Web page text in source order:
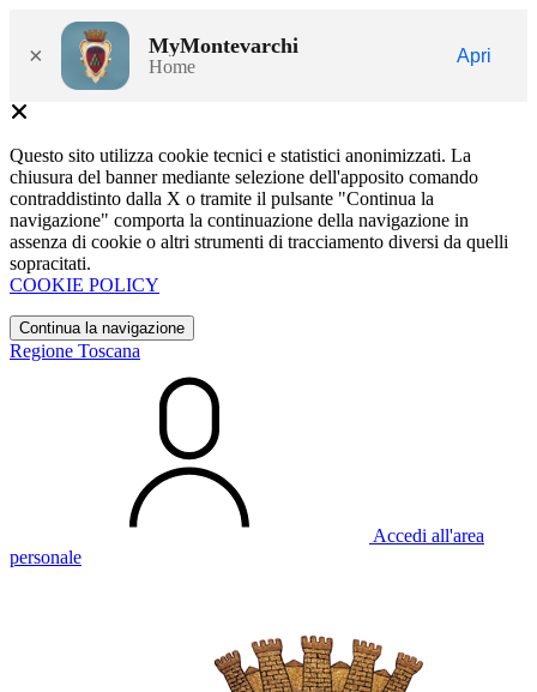
× MyMontevarchi
Home
Apri
Questo sito utilizza cookie tecnici e statistici anonimizzati. La
chiusura del banner mediante selezione dell'apposito comando
contraddistinto dalla X o tramite il pulsante "Continua la
navigazione" comporta la continuazione della navigazione in
assenza di cookie o altri strumenti di tracciamento diversi da quelli
sopracitati.
COOKIE POLICY
Continua la navigazione
Regione Toscana
Accedi all'area
personale